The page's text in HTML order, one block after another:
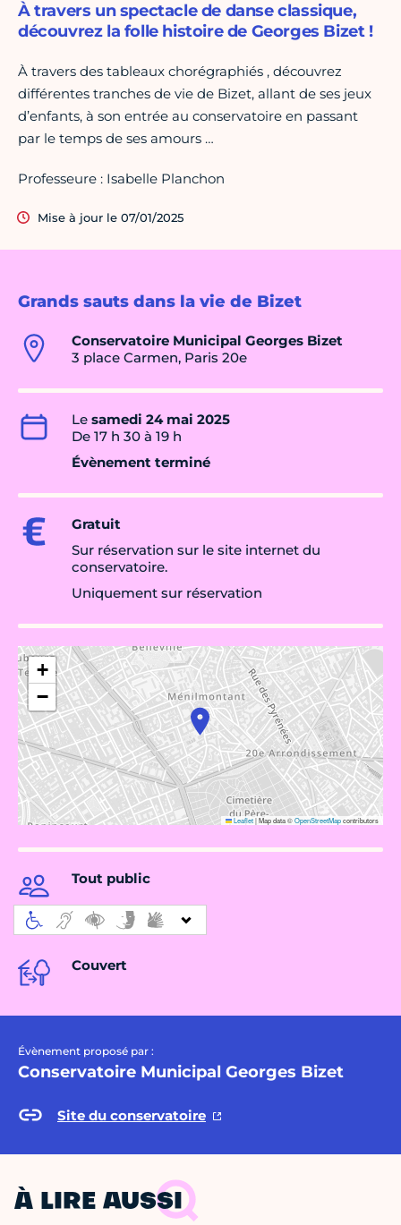
Grands sauts dans la vie de Bizet
Conservatoire Municipal Georges Bizet
3 place Carmen, Paris 20e
Le samedi 24 mai 2025
De 17 h 30 à 19 h
Évènement terminé
Gratuit
Sur réservation sur le site internet du
conservatoire.
Uniquement sur réservation
+
−
Leaflet|Map data ©OpenStreetMapcontributors
Tout public
Couvert
Évènement proposé par :
Conservatoire Municipal Georges Bizet
Site du conservatoire
À travers un spectacle de danse classique,
découvrez la folle histoire de Georges Bizet !
À travers des tableaux chorégraphiés , découvrez
différentes tranches de vie de Bizet, allant de ses jeux
d’enfants, à son entrée au conservatoire en passant
par le temps de ses amours …
Professeure : Isabelle Planchon
Mise à jour le 07/01/2025
À LIRE AUSSI